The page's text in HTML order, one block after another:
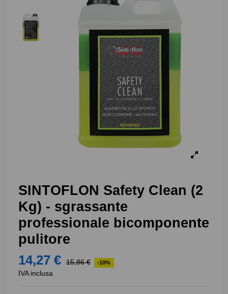
SINTOFLON Safety Clean (2
Kg) - sgrassante
professionale bicomponente
pulitore
14,27 € 15,86 € -10%
IVA inclusa